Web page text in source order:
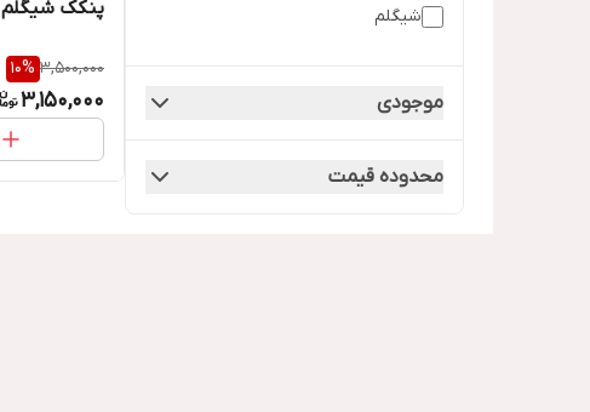
شیگلم
موجودی
محدوده قیمت
پنکک شیگلم
3,500,000
10%
3,150,000